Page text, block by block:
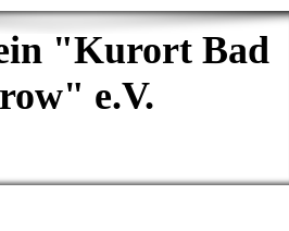
"Kurort Bad
e.V.